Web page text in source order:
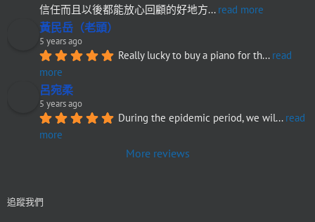
信任而且以後都能放心回顧的好地方... read more
黃民岳（老頭）
5 years ago
Really lucky to buy a piano for th... read
more
呂宛柔
5 years ago
During the epidemic period, we wil... read
more
More reviews
追蹤我們